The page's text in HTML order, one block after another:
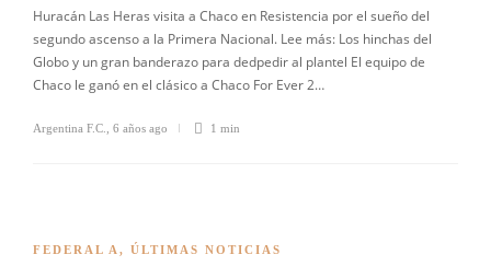
Huracán Las Heras visita a Chaco en Resistencia por el sueño del
segundo ascenso a la Primera Nacional. Lee más: Los hinchas del
Globo y un gran banderazo para dedpedir al plantel El equipo de
Chaco le ganó en el clásico a Chaco For Ever 2…
Argentina F.C. 6 años ago 1 min
FEDERAL A , ÚLTIMAS NOTICIAS